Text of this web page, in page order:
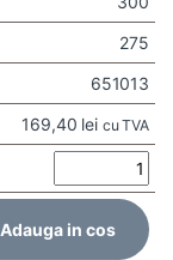
275
651013
169,40 lei cu TVA
Adauga in cos